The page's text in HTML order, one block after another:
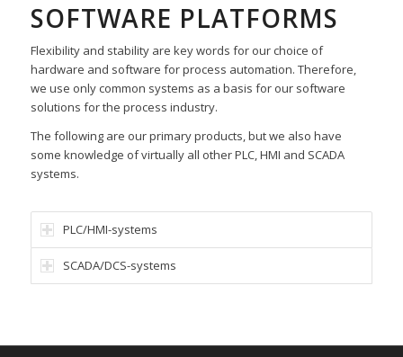
SOFTWARE PLATFORMS
Flexibility and stability are key words for our choice of
hardware and software for process automation. Therefore,
we use only common systems as a basis for our software
solutions for the process industry.
The following are our primary products, but we also have
some knowledge of virtually all other PLC, HMI and SCADA
systems.
PLC/HMI-systems
SCADA/DCS-systems